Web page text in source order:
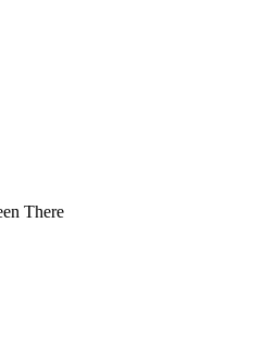
There